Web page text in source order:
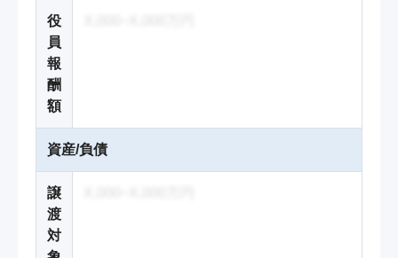
役
員
報
酬
額
資産/負債
譲
渡
対